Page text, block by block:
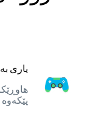
یاری
پێکەوە